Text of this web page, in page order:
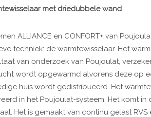
met driedubbele wand
ALLIANCE en CONFORT+ van
techniek: de warmtewisselaar. Het
van onderzoek van Poujoulat,
wordt opgewarmd alvorens deze op
huis wordt gedistribueerd. Het
in het Poujoulat-systeem. Het komt
Het is gemaakt van continu gelast